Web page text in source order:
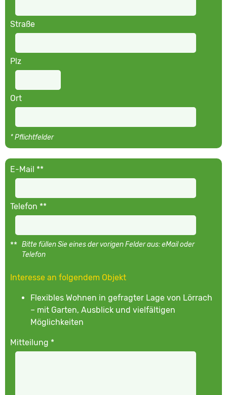
Straße
Plz
Ort
* Pflichtfelder
E-Mail **
Telefon **
** Bitte füllen Sie eines der vorigen Felder aus: eMail oder
Telefon
Interesse an folgendem Objekt
Flexibles Wohnen in gefragter Lage von Lörrach
– mit Garten, Ausblick und vielfältigen
Möglichkeiten
Mitteilung *